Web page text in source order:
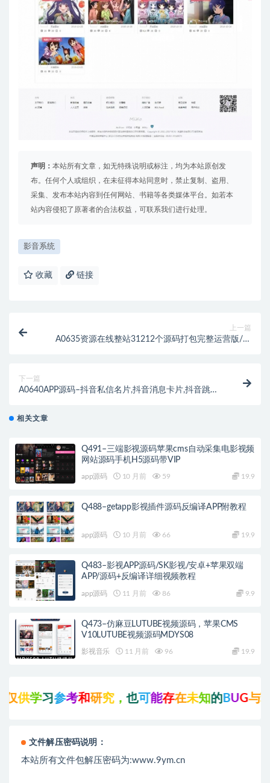
声明： 本站所有文章，如无特殊说明或标注，均为本站原创发
布。任何个人或组织，在未征得本站同意时，禁止复制、盗用、
采集、发布本站内容到任何网站、书籍等各类媒体平台。如若本
站内容侵犯了原著者的合法权益，可联系我们进行处理。
影音系统
收藏 链接
上一篇
A0635资源在线整站31212个源码打包完整运营版/带
下一篇
A0640APP源码–抖音私信名片,抖音消息卡片,抖音跳转
相关文章
Q491–三端影视源码苹果cms自动采集电影视频
网站源码手机H5源码带VIP
app源码 10 月前 59 19.9
Q488–getapp影视插件源码反编译APP附教程
app源码 10 月前 66 19.9
Q483–影视APP源码/SK影视/安卓+苹果双端
APP/源码+反编译详细视频教程
app源码 11 月前 86 9.9
Q473–仿麻豆LUTUBE视频源码，苹果CMS
V10LUTUBE视频源码MDYS08
影视音乐 11 月前 96 19.9
学习参考和研究，也 可能存在未知的B UG与瑕疵
文件解压密码说明：
本站所有文件包解压密码为:www.9ym.cn